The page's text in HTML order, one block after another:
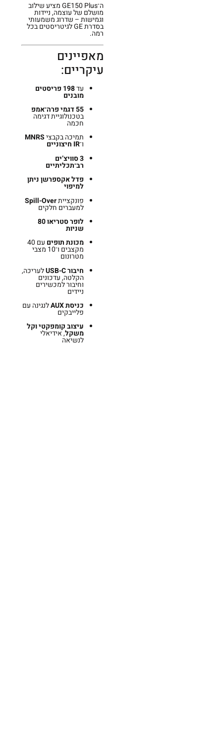
ה־GE150 Plus מציע שילוב
מושלם של עוצמה, ניידות
וגמישות – שדרוג משמעותי
בסדרת GE לגיטריסטים בכל
רמה.
מאפיינים
עיקריים:
עד 198 פריסטים
מובנים
55 דגמי פרה־אמפ
בטכנולוגיית דגימה
חכמה
תמיכה בקבציMNRS
ו־IR חיצוניים
3 סוויצ’ים
רב־תכליתיים
פדל אקספרשן ניתן
למיפוי
פונקצייתSpill-Over
למעברים חלקים
לופר סטריאו 80
שניות
מכונת תופים
עם 40
מקצבים ו־10 מצבי
מטרונום
חיבור USB-C
לעריכה,
הקלטה, עדכונים
וחיבור למכשירים
ניידים
כניסת AUX
לנגינה עם
פלייבקים
עיצוב קומפקטי וקל
משקל, אידיאלי
לנשיאה